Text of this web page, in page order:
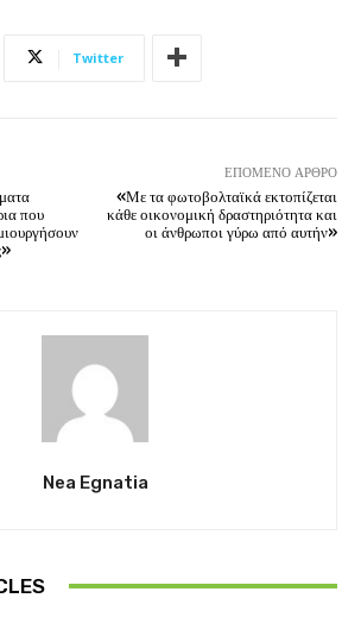
Twitter
που
ΕΠΌΜΕΝΟ ΆΡΘΡΟ
«Με τα φωτοβολταϊκά εκτοπίζεται
κάθε οικονομική δραστηριότητα και
οι άνθρωποι γύρω από αυτήν»
Nea Egnatia